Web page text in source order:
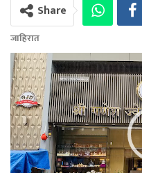
Share
जाहिरात